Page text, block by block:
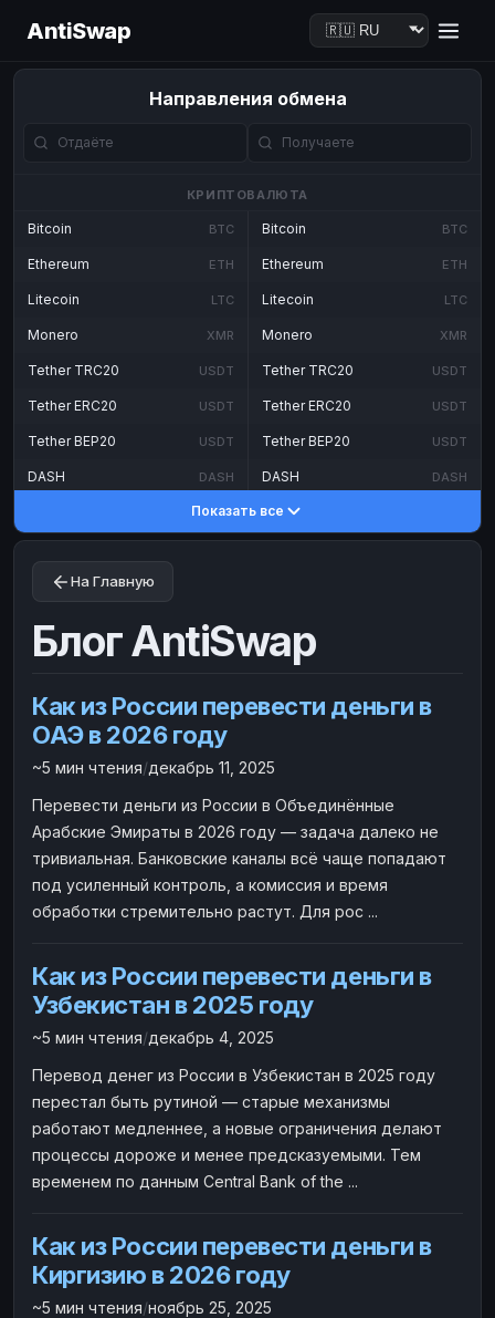
AntiSwap
Направления обмена
КРИПТОВАЛЮТА
Bitcoin BTC
Ethereum ETH
Litecoin LTC
Monero XMR
Tether TRC20 USDT
Tether ERC20 USDT
Tether BEP20 USDT
DASH DASH
TON
TRX
BinanceCoin BEP20
Solana
Ripple XRP
Bitcoin BTC
Ethereum ETH
Litecoin LTC
Monero XMR
Tether TRC20 USDT
Tether ERC20 USDT
Tether BEP20 USDT
DASH DASH
Toncoin
BinanceCoin
Ripple
ЭЛЕКТРОННЫЕ ДЕНЬГИ
Paxum USD
Perfect Money USD
Payoneer
Payeer USD
ЮMoney RUB
Paxum
Perfect Money USD
Payoneer
Payeer
ЮMoney
БАЛАНСЫ КРИПТОБИРЖ
Binance RUB Binance
ИНТЕРНЕТ БАНКИНГ
СБЕР RUB
Альфа-Банк RUB
ВТБ RUB
Т-Банк RUB
СБЕР
Альфа-Банк
Т-Банк
Показать все
На Главную
Блог AntiSwap
Как из России перевести деньги в
ОАЭ в 2026 году
~5 мин чтения/декабрь 11, 2025
Перевести деньги из России в Объединённые
Арабские Эмираты в 2026 году — задача далеко не
тривиальная. Банковские каналы всё чаще попадают
под усиленный контроль, а комиссия и время
обработки стремительно растут. Для рос ...
Как из России перевести деньги в
Узбекистан в 2025 году
~5 мин чтения/декабрь 4, 2025
Перевод денег из России в Узбекистан в 2025 году
перестал быть рутиной — старые механизмы
работают медленнее, а новые ограничения делают
процессы дороже и менее предсказуемыми. Тем
временем по данным Central Bank of the ...
Как из России перевести деньги в
Киргизию в 2026 году
~5 мин чтения/ноябрь 25, 2025